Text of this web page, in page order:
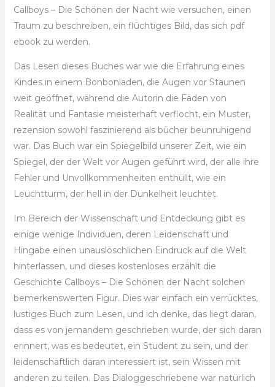
Callboys – Die Schönen der Nacht wie versuchen, einen
Traum zu beschreiben, ein flüchtiges Bild, das sich pdf
ebook zu werden.
Das Lesen dieses Buches war wie die Erfahrung eines
Kindes in einem Bonbonladen, die Augen vor Staunen
weit geöffnet, während die Autorin die Fäden von
Realität und Fantasie meisterhaft verflocht, ein Muster,
rezension sowohl faszinierend als bücher beunruhigend
war. Das Buch war ein Spiegelbild unserer Zeit, wie ein
Spiegel, der der Welt vor Augen geführt wird, der alle ihre
Fehler und Unvollkommenheiten enthüllt, wie ein
Leuchtturm, der hell in der Dunkelheit leuchtet.
Im Bereich der Wissenschaft und Entdeckung gibt es
einige wenige Individuen, deren Leidenschaft und
Hingabe einen unauslöschlichen Eindruck auf die Welt
hinterlassen, und dieses kostenloses erzählt die
Geschichte Callboys – Die Schönen der Nacht solchen
bemerkenswerten Figur. Dies war einfach ein verrücktes,
lustiges Buch zum Lesen, und ich denke, das liegt daran,
dass es von jemandem geschrieben wurde, der sich daran
erinnert, was es bedeutet, ein Student zu sein, und der
leidenschaftlich daran interessiert ist, sein Wissen mit
anderen zu teilen. Das Dialoggeschriebene war natürlich